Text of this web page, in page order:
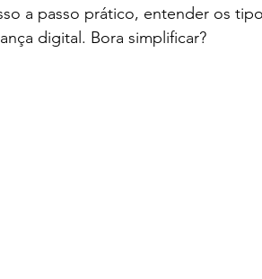
a passo prático, entender os
digital. Bora simplificar?